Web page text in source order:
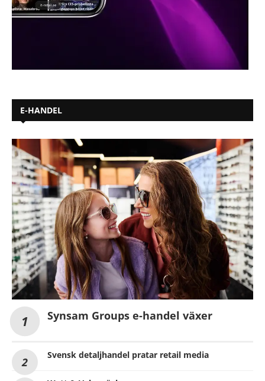
E-HANDEL
Synsam Groups e-handel växer
Svensk detaljhandel pratar retail media